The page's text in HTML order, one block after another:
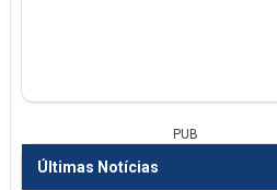
PUB
Últimas Notícias